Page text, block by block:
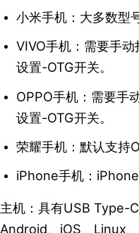
小米手机：大多数型
VIVO手机：需要手
设置-OTG开关。
OPPO手机：需要手
设置-OTG开关。
荣耀手机：默认支持
iPhone手机：
主机：具有USB Type-
Android、iOS、Linux